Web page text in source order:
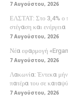
7 Αυγούστου, 2026
ΕΛΣΤΑΤ: Στο 3,4% ο
στέγαση και ενέργεια
7 Αυγούστου, 2026
Νέα εφαρμογή
7 Αυγούστου, 2026
Λακωνία: Έντεκα
πατέρα του σε
7 Αυγούστου, 2026